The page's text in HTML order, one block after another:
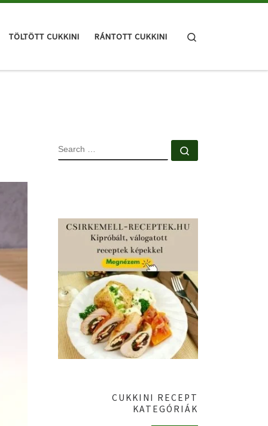
TÖLTÖTT CUKKINI RÁNTOTT CUKKINI
SEARCH
CUKKINI RECEPT
KATEGÓRIÁK